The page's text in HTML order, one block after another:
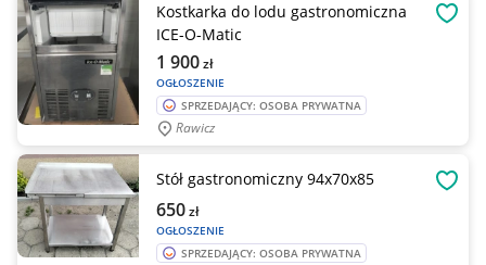
Kostkarka do lodu gastronomiczna
ICE-O-Matic
OGŁOSZENIE
1 900zł
SPRZEDAJĄCY: OSOBA PRYWATNA
Rawicz
Stół gastronomiczny 94x70x85
OGŁOSZENIE
650zł
SPRZEDAJĄCY: OSOBA PRYWATNA